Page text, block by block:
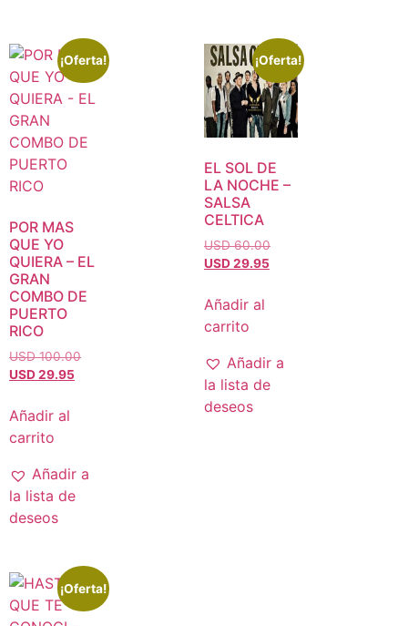
¡Oferta!
POR MAS
QUE YO
QUIERA – EL
GRAN
COMBO DE
PUERTO
RICO
USD 100.00
USD 29.95
Añadir al
carrito
Añadir a
la lista de
deseos
¡Oferta!
EL SOL DE
LA NOCHE –
SALSA
CELTICA
USD 60.00
USD 29.95
Añadir al
carrito
Añadir a
la lista de
deseos
¡Oferta!